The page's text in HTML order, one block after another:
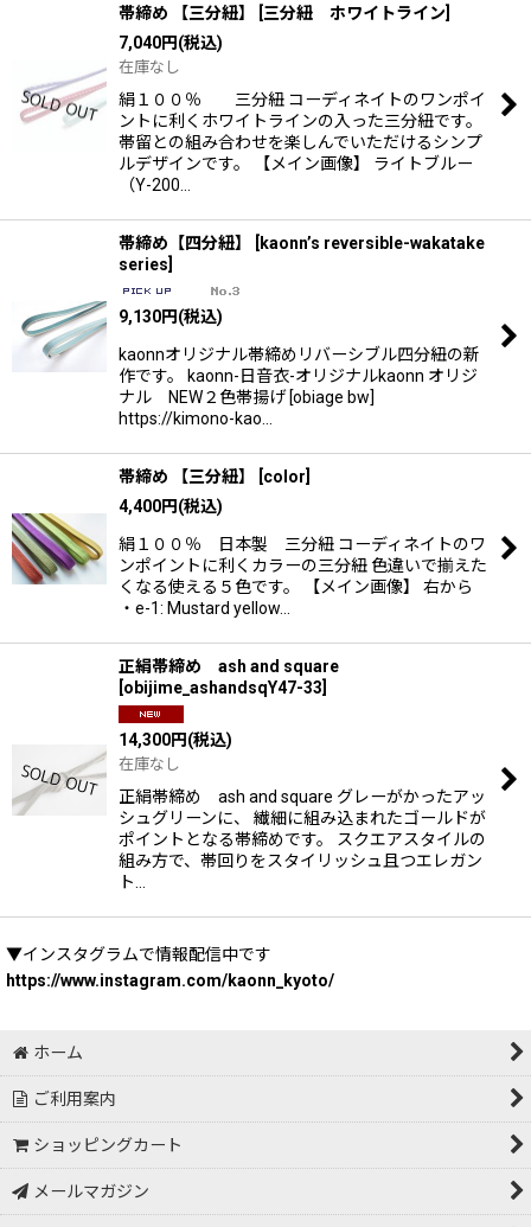
帯締め 【三分紐】 三分紐 ホワイトライン
7,040円(税込)
在庫なし
絹１００％ 三分紐 コーディネイトのワンポイ
ントに利くホワイトラインの入った三分紐です。
帯留との組み合わせを楽しんでいただけるシンプ
ルデザインです。 【メイン画像】 ライトブルー
（Y-200…
帯締め【四分紐】
kaonn’s reversible-wakatake
series
9,130円(税込)
kaonnオリジナル帯締めリバーシブル四分紐の新
作です。 kaonn-日音衣-オリジナルkaonn オリジ
ナル NEW２色帯揚げ [obiage bw]
https://kimono-kao…
帯締め 【三分紐】 color
4,400円(税込)
絹１００％ 日本製 三分紐 コーディネイトのワ
ンポイントに利くカラーの三分紐 色違いで揃えた
くなる使える５色です。 【メイン画像】 右から
・e-1: Mustard yellow…
正絹帯締め ash and square
obijime_ashandsqY47-33
14,300円(税込)
在庫なし
正絹帯締め ash and square グレーがかったアッ
シュグリーンに、 繊細に組み込まれたゴールドが
ポイントとなる帯締めです。 スクエアスタイルの
組み方で、帯回りをスタイリッシュ且つエレガン
ト…
▼インスタグラムで情報配信中です
https://www.instagram.com/kaonn_kyoto/
ホーム
ご利用案内
ショッピングカート
メールマガジン